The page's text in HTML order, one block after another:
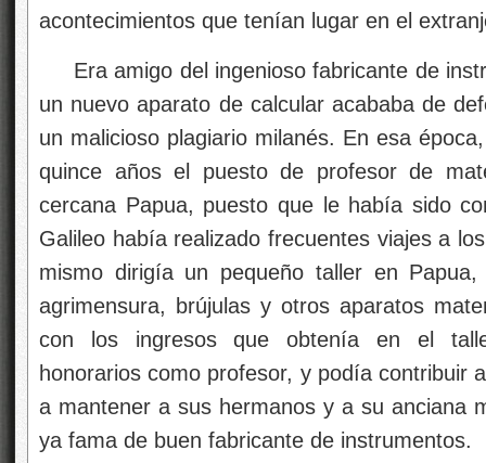
acontecimientos que tenían lugar en el
Era amigo del ingenioso fabricante de
un nuevo aparato de calcular acababa de
un malicioso plagiario milanés. En esa
quince años el puesto de profesor de
cercana Papua, puesto que le había sido
Galileo había realizado frecuentes viajes a
mismo dirigía un pequeño taller en
agrimensura, brújulas y otros aparatos
con los ingresos que obtenía en el
honorarios como profesor, y podía contribuir
a mantener a sus hermanos y a su anciana
ya fama de buen fabricante de instrumentos.